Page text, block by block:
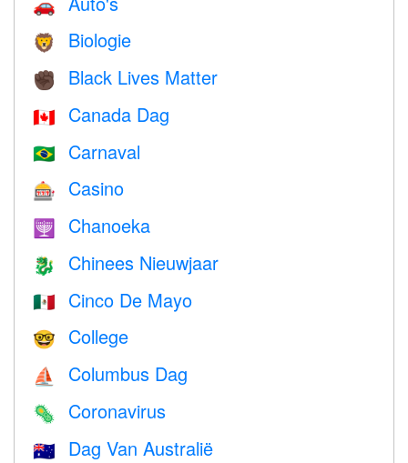
🚗
🦁 Biologie
✊🏿 Black Lives Matter
🇨🇦 Canada Dag
🇧🇷 Carnaval
🎰 Casino
🕎 Chanoeka
🐉 Chinees Nieuwjaar
🇲🇽 Cinco De Mayo
🤓 College
⛵️ Columbus Dag
🦠 Coronavirus
🇦🇺 Dag Van Australië